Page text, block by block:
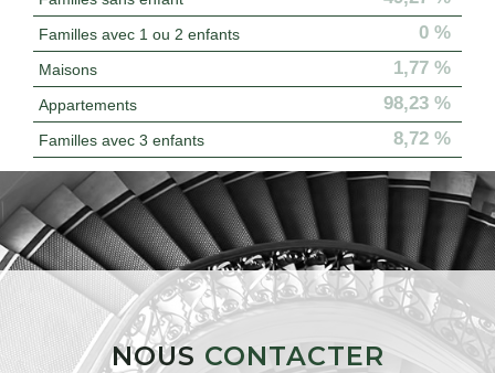
Familles avec 1 ou 2 enfants 0 %
Maisons 1,77 %
Appartements 98,23 %
Familles avec 3 enfants 8,72 %
NOUS CONTACTER